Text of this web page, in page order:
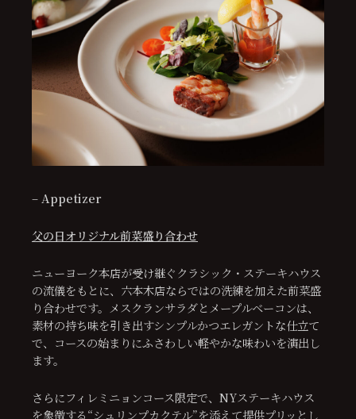
– Appetizer
父の日オリジナル前菜盛り合わせ
ニューヨーク本店が受け継ぐクラシック・ステーキハウス
の流儀をもとに、六本木店ならではの洗練を加えた前菜盛
り合わせです。メスクランサラダとメープルベーコンは、
素材の持ち味を引き出すシンプルかつエレガントな仕立て
で、コースの始まりにふさわしい軽やかな味わいを演出し
ます。
さらにフィレミニョンコース限定で、NYステーキハウス
を象徴する“シュリンプカクテル”を添えて提供プリッとし